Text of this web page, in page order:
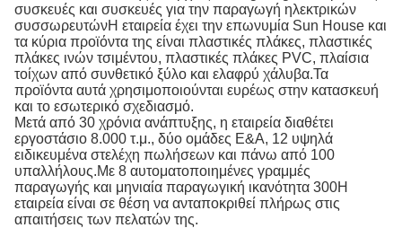
συσκευές και συσκευές για την παραγωγή ηλεκτρικών
συσσωρευτώνΗ εταιρεία έχει την επωνυμία Sun House και
τα κύρια προϊόντα της είναι πλαστικές πλάκες, πλαστικές
πλάκες ινών τσιμέντου, πλαστικές πλάκες PVC, πλαίσια
τοίχων από συνθετικό ξύλο και ελαφρύ χάλυβα.Τα
προϊόντα αυτά χρησιμοποιούνται ευρέως στην κατασκευή
και το εσωτερικό σχεδιασμό.
Μετά από 30 χρόνια ανάπτυξης, η εταιρεία διαθέτει
εργοστάσιο 8.000 τ.μ., δύο ομάδες Ε&Α, 12 υψηλά
ειδικευμένα στελέχη πωλήσεων και πάνω από 100
υπαλλήλους.Με 8 αυτοματοποιημένες γραμμές
παραγωγής και μηνιαία παραγωγική ικανότητα 300Η
εταιρεία είναι σε θέση να ανταποκριθεί πλήρως στις
απαιτήσεις των πελατών της.